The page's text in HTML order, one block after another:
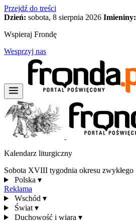
Przejdź do treści
Dzień: sobota, 8 sierpnia 2026 Imieniny:
Wspieraj Frondę
Wesprzyj nas
Kalendarz liturgiczny
Sobota XVIII tygodnia okresu zwykłego
Polska ▾
Reklama
Wschód ▾
Świat ▾
Duchowość i wiara ▾